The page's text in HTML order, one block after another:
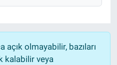
olmayabilir, bazıları
kalabilir veya